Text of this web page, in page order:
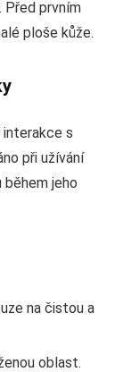
Před prvním
ploše kůže.
interakce s
při užívání
během jeho
na čistou a
oblast.